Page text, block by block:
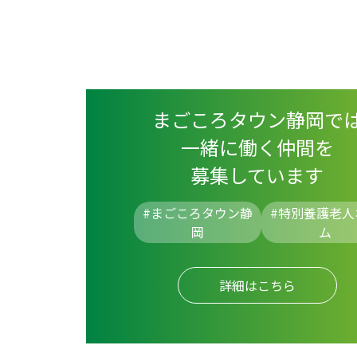
まごころタウン静岡で
一緒に働く仲間を
募集しています
#まごころタウン静
岡
#特別養護老
ム
詳細はこちら